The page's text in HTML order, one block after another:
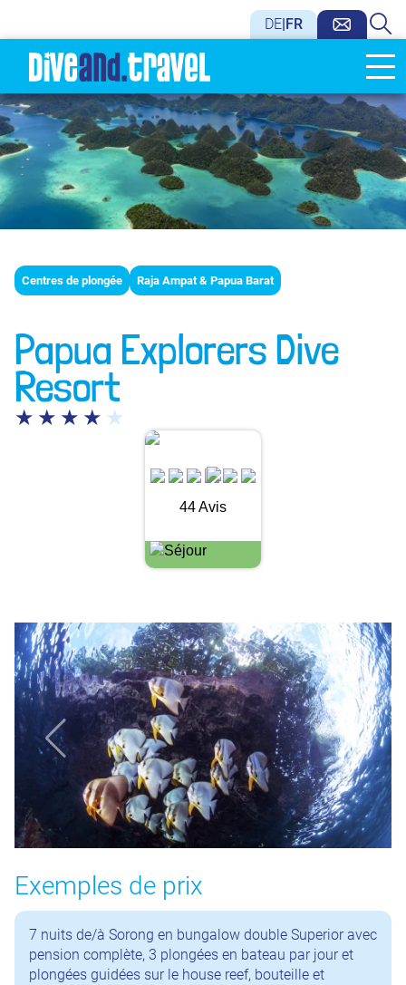
DE FR
Centres de plongée Raja Ampat & Papua Barat
Papua Explorers Dive
Resort
44 Avis
Exemples de prix
7 nuits de/à Sorong en bungalow double Superior avec
pension complète, 3 plongées en bateau par jour et
plongées guidées sur le house reef, bouteille et